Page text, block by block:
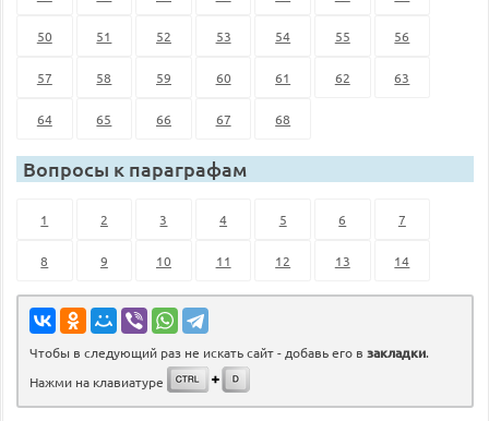
50 51 52 53 54 55 56
57 58 59 60 61 62 63
64 65 66 67 68
Вопросы к параграфам
1 2 3 4 5 6 7
8 9 10 11 12 13 14
Чтобы в следующий раз не искать сайт - добавь его в закладки.
Нажми на клавиатуре